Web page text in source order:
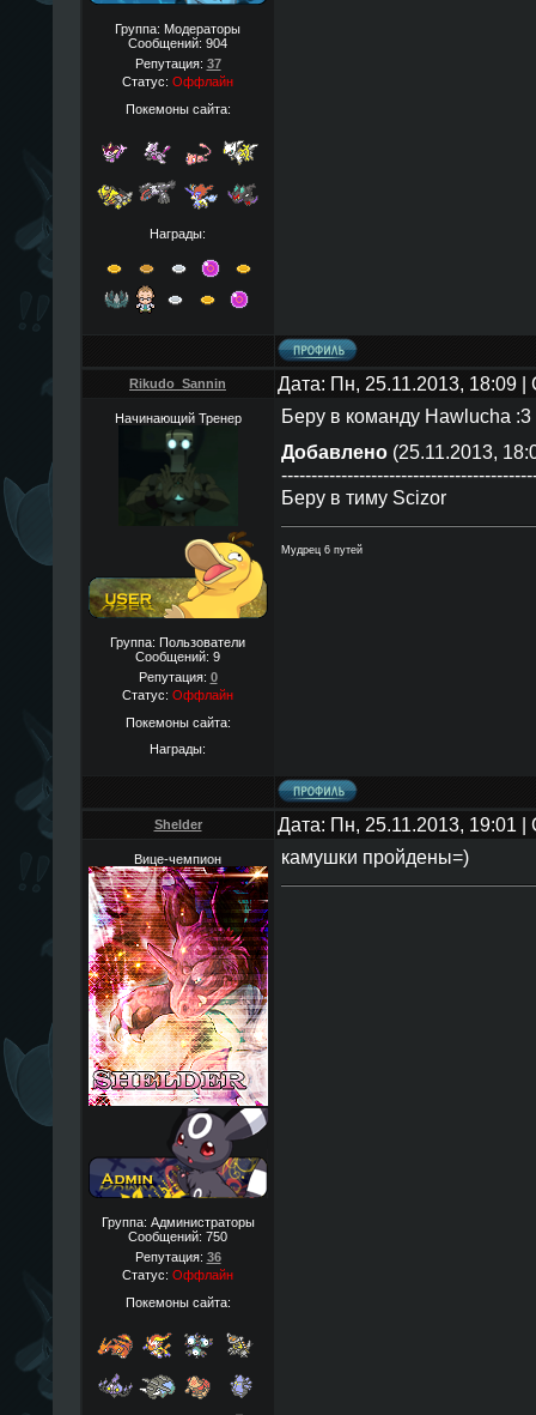
Группа: Модераторы
Сообщений: 904
Репутация: 37
Статус: Оффлайн
Покемоны сайта:
Награды:
Rikudo_Sannin Дата: Пн, 25.11.2013, 18:09
Начинающий Тренер
Группа: Пользователи
Сообщений: 9
Репутация: 0
Статус: Оффлайн
Покемоны сайта:
Награды:
Беру в команду Hawlucha :3
Добавлено(25.11.2013,
Беру в тиму Scizor
Мудрец 6 путей
Shelder Дата: Пн, 25.11.2013, 19:01
Вице-чемпион
Группа: Администраторы
Сообщений: 750
Репутация: 36
Статус: Оффлайн
Покемоны сайта:
камушки пройдены=)